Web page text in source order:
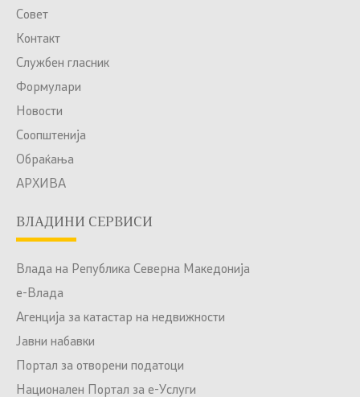
Совет
Контакт
Службен гласник
Формулари
Новости
Соопштенија
Обраќања
АРХИВА
ВЛАДИНИ СЕРВИСИ
Влада на Република Северна Македонија
е-Влада
Агенција за катастар на недвижности
Јавни набавки
Портал за отворени податоци
Национален Портал за е-Услуги